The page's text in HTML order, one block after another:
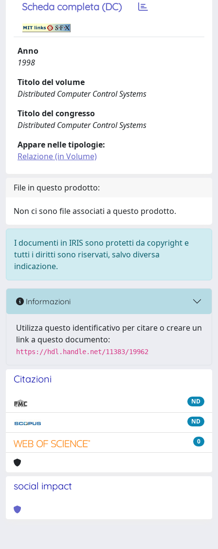
Scheda completa (DC)
Anno
1998
Titolo del volume
Distributed Computer Control Systems
Titolo del congresso
Distributed Computer Control Systems
Appare nelle tipologie:
Relazione (in Volume)
File in questo prodotto:
Non ci sono file associati a questo prodotto.
I documenti in IRIS sono protetti da copyright e
tutti i diritti sono riservati, salvo diversa
indicazione.
Informazioni
Utilizza questo identificativo per citare o creare un
link a questo documento:
https://hdl.handle.net/11383/19962
Citazioni
ND
ND
0
social impact